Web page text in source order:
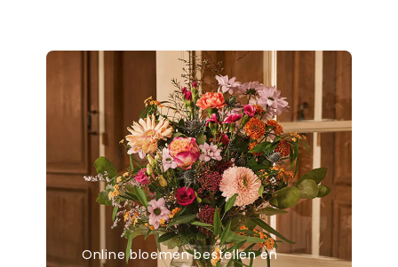
Online bloemen bestellen en